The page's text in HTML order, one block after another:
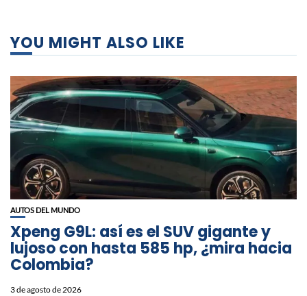
YOU MIGHT ALSO LIKE
AUTOS DEL MUNDO
Xpeng G9L: así es el SUV gigante y
lujoso con hasta 585 hp, ¿mira hacia
Colombia?
3 de agosto de 2026